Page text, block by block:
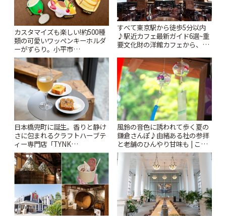
カスタマイズも楽しい!約500種
類の可愛いワッペンキーホルダ
ーがずらり。小平市
「Kimamaya T&K」 | ことりっ
ぷ
すべて東京駅から徒歩5分以内
♪駅近カフェ最新ガイド6選~重
要文化財の洋館カフェから、改
りっぷ
日本橋兜町に誕生。香りと静け
さに包まれるクラフトハーブテ
ィー専門店「TYNK
Kabutocho」 | ことりっぷ
風鈴の音色に誘われて歩く夏の
鎌倉さんぽ♪由緒ある社の参拝
と老舗のひんやり甘味も | こと
りっぷ